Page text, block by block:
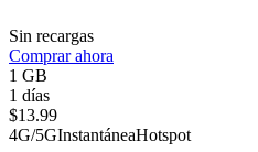
Sin recargas
Comprar ahora
1 GB
1 días
$13.99
4G/5GInstantáneaHotspot